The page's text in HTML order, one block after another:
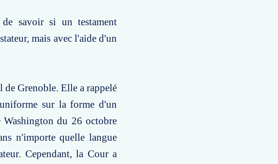
savoir si un testament
mais avec l'aide d'un
de Grenoble. Elle a rappelé
sur la forme d'un
Washington du 26 octobre
n'importe quelle langue
Cependant, la Cour a